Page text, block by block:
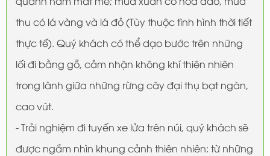
thu có lá vàng và lá đỏ (Tùy thuộc tình hình thời tiết
thực tế). Quý khách có thể dạo bước trên những
lối đi bằng gỗ, cảm nhận không khí thiên nhiên
trong lành giữa những rừng cây đại thụ bạt ngàn,
cao vút.
- Trải nghiệm đi tuyến xe lửa trên núi, quý khách sẽ
được ngắm nhìn khung cảnh thiên nhiên: từ những